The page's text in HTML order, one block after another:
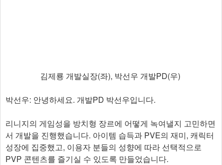
김제룡 개발실장(좌), 박선우 개발PD(우)
박선우: 안녕하세요. 개발PD 박선우입니다.
리니지의 게임성을 방치형 장르에 어떻게 녹여낼지 고민하면
서 개발을 진행했습니다. 아이템 습득과 PVE의 재미, 캐릭터
성장에 집중했고, 이용자 분들의 성향에 따라 선택적으로
PVP 콘텐츠를 즐기실 수 있도록 만들었습니다.